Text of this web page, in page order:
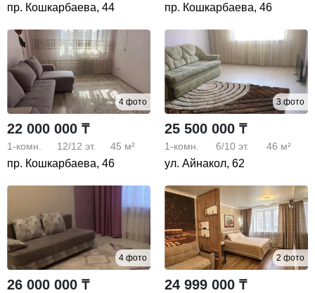
пр. Кошкарбаева, 44 пр. Кошкарбаева, 46
4 фото
22 000 000 ₸
1-комн. 12/12 эт. 45 м²
пр. Кошкарбаева, 46
3 фото
25 500 000 ₸
1-комн. 6/10 эт. 46 м²
ул. Айнакол, 62
4 фото
26 000 000 ₸
2 фото
24 999 000 ₸